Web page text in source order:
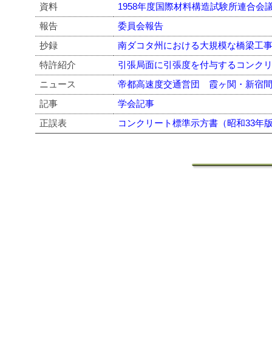
資料
1958年度国際材料構造試験所連合会
報告
委員会報告
抄録
南ダコタ州における大規模な橋梁工
特許紹介
引張局面に引張度を付与するコンク
ニュース
帝都高速度交通営団 霞ヶ関・新宿
記事
学会記事
正誤表
コンクリート標準示方書（昭和33年